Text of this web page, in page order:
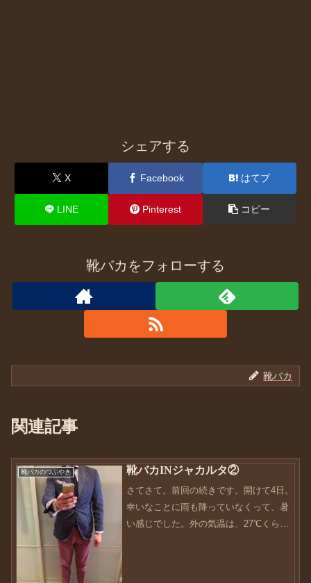
シェアする
X Facebook はてブ
LINE Pinterest コピー
靴バカをフォローする
靴バカ
関連記事
靴バカのつぶやき 靴バカINジャカルタ②
さてさて。前回の続きです。開けて4日。
幸いなことに雨も降っていなくって、暑
い感じでした。外の気温は、27℃くら